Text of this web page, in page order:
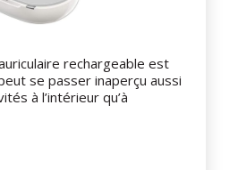
rechargeable est
se passer inaperçu aussi
à l’intérieur qu’à